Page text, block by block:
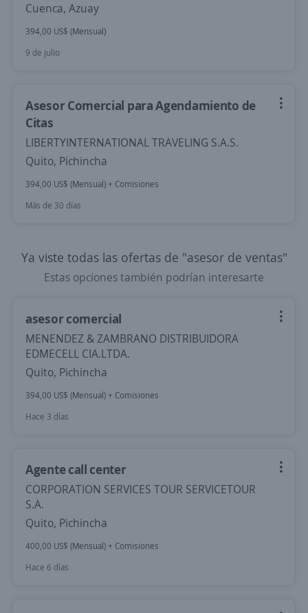
Cuenca, Azuay
394,00 US$ (Mensual)
9 de julio
Asesor Comercial para Agendamiento de
Citas
LIBERTYINTERNATIONAL TRAVELING S.A.S.
Quito, Pichincha
394,00 US$ (Mensual) + Comisiones
Más de 30 días
Ya viste todas las ofertas de "asesor de ventas"
Estas opciones también podrían interesarte
asesor comercial
MENENDEZ & ZAMBRANO DISTRIBUIDORA
EDMECELL CIA.LTDA.
Quito, Pichincha
394,00 US$ (Mensual) + Comisiones
Hace 3 días
Agente call center
CORPORATION SERVICES TOUR SERVICETOUR
S.A.
Quito, Pichincha
400,00 US$ (Mensual) + Comisiones
Hace 6 días